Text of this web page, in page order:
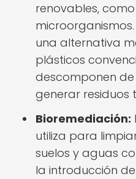
renovables,
una alternativa
plásticos
descomponen
generar residuos
Bioremediación:
utiliza para
suelos y aguas
la introducción